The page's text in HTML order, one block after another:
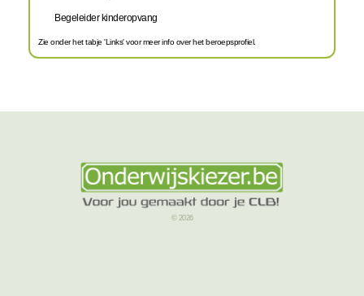
Begeleider kinderopvang
Zie onder het tabje 'Links' voor meer info over het beroepsprofiel.
© 2026